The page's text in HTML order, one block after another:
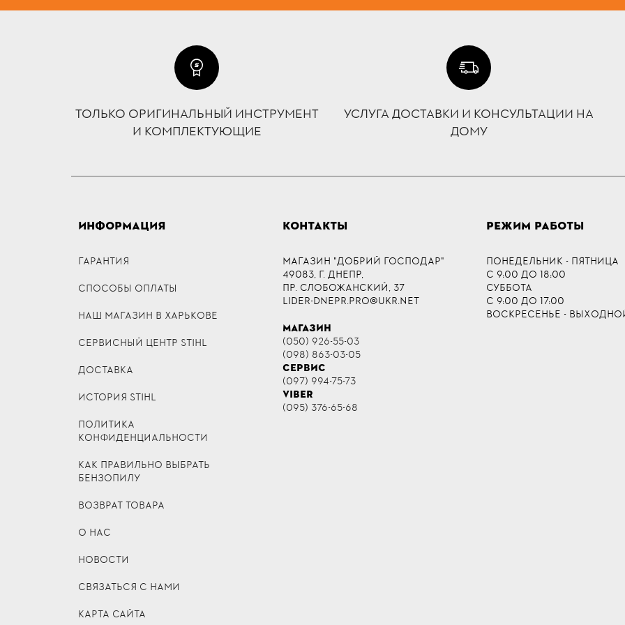
ТОЛЬКО ОРИГИНАЛЬНЫЙ ИНСТРУМЕНТ
И КОМПЛЕКТУЮЩИЕ
УСЛУГА ДОСТАВКИ И КОНСУЛЬТАЦИИ НА
ДОМУ
ИНФОРМАЦИЯ
ГАРАНТИЯ
СПОСОБЫ ОПЛАТЫ
НАШ МАГАЗИН В ХАРЬКОВЕ
СЕРВИСНЫЙ ЦЕНТР STIHL
ДОСТАВКА
ИСТОРИЯ STIHL
ПОЛИТИКА
КОНФИДЕНЦИАЛЬНОСТИ
КАК ПРАВИЛЬНО ВЫБРАТЬ
БЕНЗОПИЛУ
ВОЗВРАТ ТОВАРА
О НАС
НОВОСТИ
СВЯЗАТЬСЯ С НАМИ
КАРТА САЙТА
КОНТАКТЫ
МАГАЗИН "ДОБРИЙ ГОСПОДАР"
49083, Г. ДНЕПР,
ПР. СЛОБОЖАНСКИЙ, 37
LIDER-DNEPR.PRO@UKR.NET
МАГАЗИН
(050) 926-55-03
(098) 863-03-05
СЕРВИС
(097) 994-75-73
VIBER
(095) 376-65-68
РЕЖИМ РАБОТЫ
ПОНЕДЕЛЬНИК - ПЯТНИЦА
С 9:00 ДО 18:00
СУББОТА
С 9:00 ДО 17:00
ВОСКРЕСЕНЬЕ -